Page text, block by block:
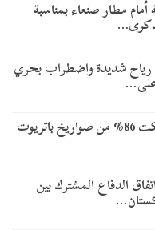
أمام مطار صنعاء بمناسبة
رياح شديدة واضطراب بحري
الدفاع المشترك بين